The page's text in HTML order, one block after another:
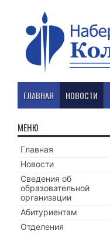
ГЛАВНАЯ НОВОСТИ
МЕНЮ
Главная
Новости
Сведения об
образовательной
организации
Абитуриентам
Отделения